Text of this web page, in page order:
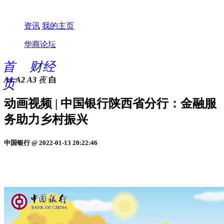
资讯 我的主页
华商论坛
首
页
财经
A1 A2 A3 夜 白
动画视频 | 中国银行陕西省分行：金融服
务助力乡村振兴
中国银行 @ 2022-01-13 20:22:46